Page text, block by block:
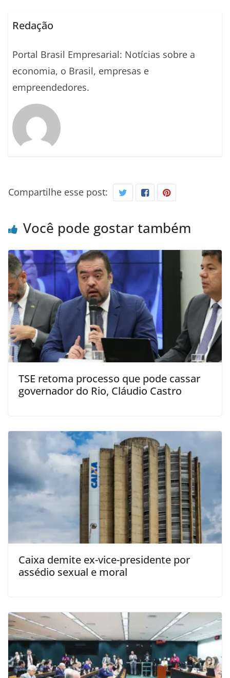
Redação
Portal Brasil Empresarial: Notícias sobre a
economia, o Brasil, empresas e
empreendedores.
Compartilhe esse post:
Você pode gostar também
TSE retoma processo que pode cassar
governador do Rio, Cláudio Castro
Caixa demite ex-vice-presidente por
assédio sexual e moral